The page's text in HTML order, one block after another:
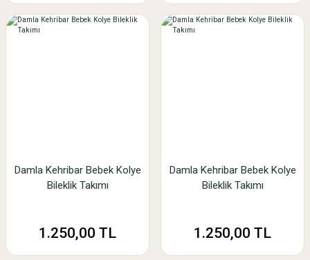
Damla Kehribar Bebek Kolye
Bileklik Takımı
1.250,00 TL
Damla Kehribar Bebek Kolye
Bileklik Takımı
1.250,00 TL